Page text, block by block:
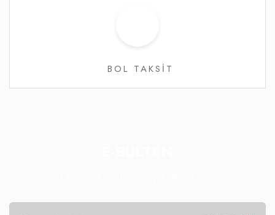
BOL TAKSİT